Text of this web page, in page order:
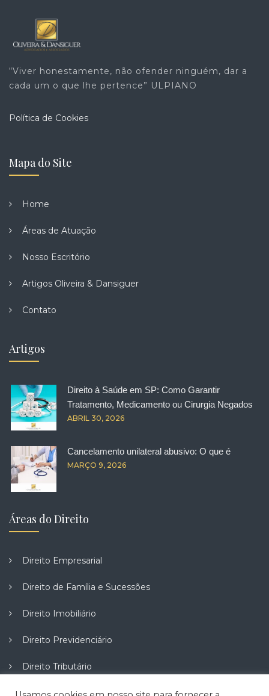
“Viver honestamente, não ofender ninguém, dar a
cada um o que lhe pertence” ULPIANO
Política de Cookies
Mapa do Site
Home
Áreas de Atuação
Nosso Escritório
Artigos Oliveira & Dansiguer
Contato
Artigos
Direito à Saúde em SP: Como Garantir
Tratamento, Medicamento ou Cirurgia Negados
ABRIL 30, 2026
Cancelamento unilateral abusivo: O que é
MARÇO 9, 2026
Áreas do Direito
Direito Empresarial
Direito de Família e Sucessões
Direito Imobiliário
Direito Previdenciário
Direito Tributário
Direito do Trabalho